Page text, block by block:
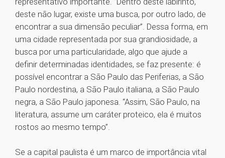
deste não lugar, existe uma busca, por outro lado, de
encontrar a sua dimensão peculiar”. Dessa forma, em
uma cidade representada por sua grandiosidade, a
busca por uma particularidade, algo que ajude a
definir determinadas identidades, se faz presente: é
possível encontrar a São Paulo das Periferias, a São
Paulo nordestina, a São Paulo italiana, a São Paulo
negra, a São Paulo japonesa. “Assim, São Paulo, na
literatura, assume um caráter proteico, ela é muitos
rostos ao mesmo tempo”.
Se a capital paulista é um marco de importância vital